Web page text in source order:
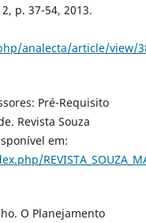
p. 37-54, 2013.
analecta/article/view/
Pré-Requisito
Revista Souza
em:
O Planejamento